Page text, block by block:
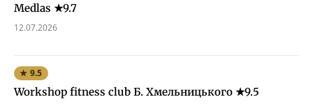
Medlas ★9.7
12.07.2026
★ 9.5
Workshop fitness club Б. Хмельницького ★9.5